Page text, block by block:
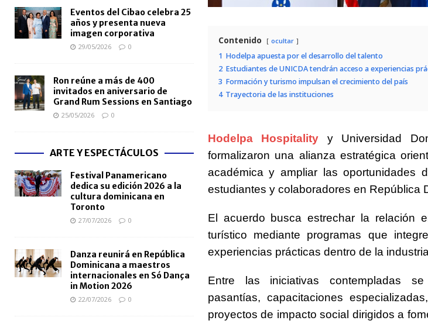
Contenido ocultar
1 Hodelpa apuesta por el desarrollo del talento
2 Estudiantes de UNICDA tendrán acceso a experiencias
3 Formación y turismo impulsan el crecimiento del país
4 Trayectoria de las instituciones
Hodelpa Hospitality y Universidad
formalizaron una alianza estratégica
académica y ampliar las oportunidades
estudiantes y colaboradores en República
El acuerdo busca estrechar la relación
turístico mediante programas que
experiencias prácticas dentro de la
Entre las iniciativas contempladas
pasantías, capacitaciones
proyectos de impacto social dirigidos a
Eventos del Cibao celebra 25
años y presenta nueva
imagen corporativa
29/05/2026 0
Ron reúne a más de 400
invitados en aniversario de
Grand Rum Sessions en Santiago
25/05/2026 0
ARTE Y ESPECTÁCULOS
Festival Panamericano
dedica su edición 2026 a la
cultura dominicana en
Toronto
27/07/2026 0
Danza reunirá en República
Dominicana a maestros
internacionales en Só Dança
in Motion 2026
22/07/2026 0